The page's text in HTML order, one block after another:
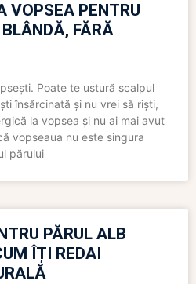
VOPSEA PENTRU
FĂRĂ
Poate te ustură scalpul
însărcinată și nu vrei să riști,
la vopsea și nu ai mai avut
vopseaua nu este singura
părului
PĂRUL ALB
ÎȚI REDAI